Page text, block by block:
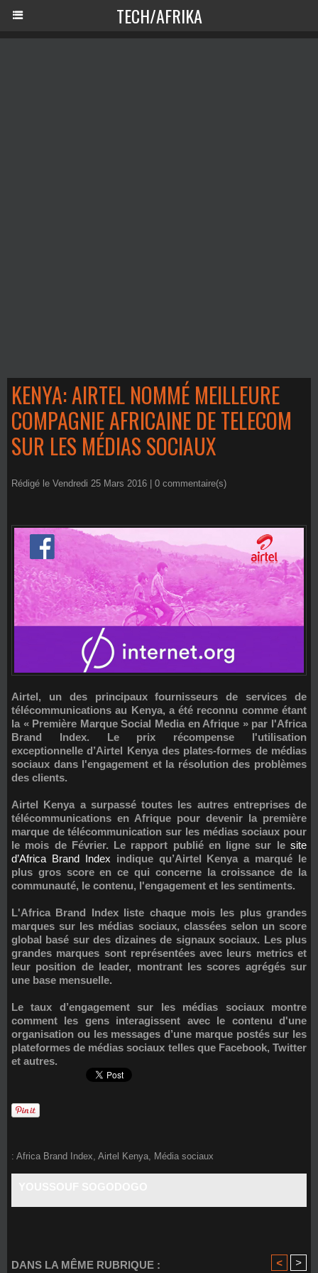
TECH/AFRIKA
KENYA: AIRTEL NOMMÉ MEILLEURE
COMPAGNIE AFRICAINE DE TELECOM
SUR LES MÉDIAS SOCIAUX
Rédigé le Vendredi 25 Mars 2016 | 0 commentaire(s)
Airtel, un des principaux fournisseurs de services de
télécommunications au Kenya, a été reconnu comme étant
la « Première Marque Social Media en Afrique » par l'Africa
Brand Index. Le prix récompense l'utilisation
exceptionnelle d’Airtel Kenya des plates-formes de médias
sociaux dans l'engagement et la résolution des problèmes
des clients.
Airtel Kenya a surpassé toutes les autres entreprises de
télécommunications en Afrique pour devenir la première
marque de télécommunication sur les médias sociaux pour
le mois de Février. Le rapport publié en ligne sur le site
d’Africa Brand Index indique qu’Airtel Kenya a marqué le
plus gros score en ce qui concerne la croissance de la
communauté, le contenu, l'engagement et les sentiments.
L'Africa Brand Index liste chaque mois les plus grandes
marques sur les médias sociaux, classées selon un score
global basé sur des dizaines de signaux sociaux. Les plus
grandes marques sont représentées avec leurs metrics et
leur position de leader, montrant les scores agrégés sur
une base mensuelle.
Le taux d’engagement sur les médias sociaux montre
comment les gens interagissent avec le contenu d'une
organisation ou les messages d’une marque postés sur les
plateformes de médias sociaux telles que Facebook, Twitter
et autres.
: Africa Brand Index, Airtel Kenya, Média sociaux
DANS LA MÊME RUBRIQUE : < >